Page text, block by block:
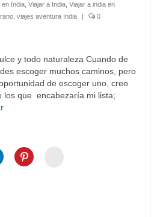
India Viajar a India Viajar a india en
viajes aventura India 0
y todo naturaleza Cuando de
escoger muchos caminos, pero
de escoger uno, creo
los que encabezaría mi lista;